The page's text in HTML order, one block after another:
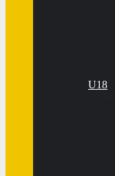
U18